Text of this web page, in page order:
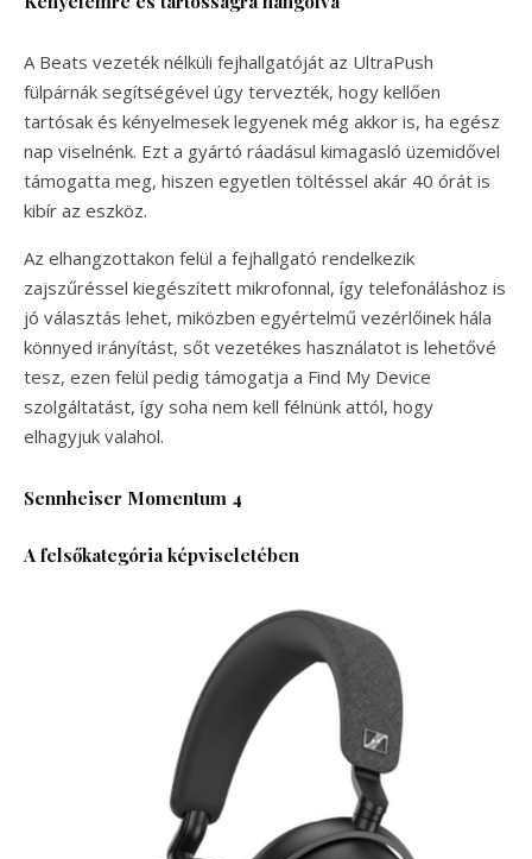
A Beats vezeték nélküli fejhallgatóját az UltraPush
fülpárnák segítségével úgy tervezték, hogy kellően
tartósak és kényelmesek legyenek még akkor is, ha egész
nap viselnénk. Ezt a gyártó ráadásul kimagasló üzemidővel
támogatta meg, hiszen egyetlen töltéssel akár 40 órát is
kibír az eszköz.
Az elhangzottakon felül a fejhallgató rendelkezik
zajszűréssel kiegészített mikrofonnal, így telefonáláshoz is
jó választás lehet, miközben egyértelmű vezérlőinek hála
könnyed irányítást, sőt vezetékes használatot is lehetővé
tesz, ezen felül pedig támogatja a Find My Device
szolgáltatást, így soha nem kell félnünk attól, hogy
elhagyjuk valahol.
Sennheiser Momentum 4
A felsőkategória képviseletében